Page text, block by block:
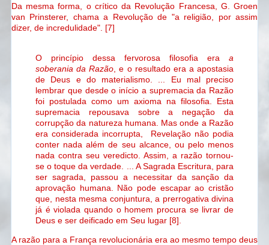
Da mesma forma, o crítico da Revolução Francesa, G. Groen
van Prinsterer, chama a Revolução de "a religião, por assim
dizer, de incredulidade". [7]
O princípio dessa fervorosa filosofia era a
soberania da Razão , e o resultado era a apostasia
de Deus e do materialismo. ... Eu mal preciso
lembrar que desde o início a supremacia da Razão
foi postulada como um axioma na filosofia. Esta
supremacia repousava sobre a negação da
corrupção da natureza humana. Mas onde a Razão
era considerada incorrupta, Revelação não podia
conter nada além de seu alcance, ou pelo menos
nada contra seu veredicto. Assim, a razão tornou-
se o toque da verdade. ... A Sagrada Escritura, para
ser sagrada, passou a necessitar da sanção da
aprovação humana. Não pode escapar ao cristão
que, nesta mesma conjuntura, a prerrogativa divina
já é violada quando o homem procura se livrar de
Deus e ser deificado em Seu lugar [8].
A razão para a França revolucionária era ao mesmo tempo deus